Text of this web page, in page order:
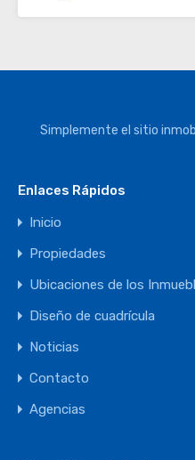
Simplemente el sitio
Enlaces Rápidos
Inicio
Propiedades
Ubicaciones de los
Diseño de cuadrícula
Noticias
Contacto
Agencias